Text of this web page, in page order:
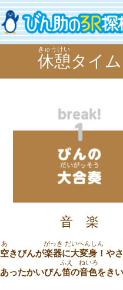
休憩タイム
音 楽
空きびんが楽器に大変身 ！ や
あったかいびん笛の音色をき